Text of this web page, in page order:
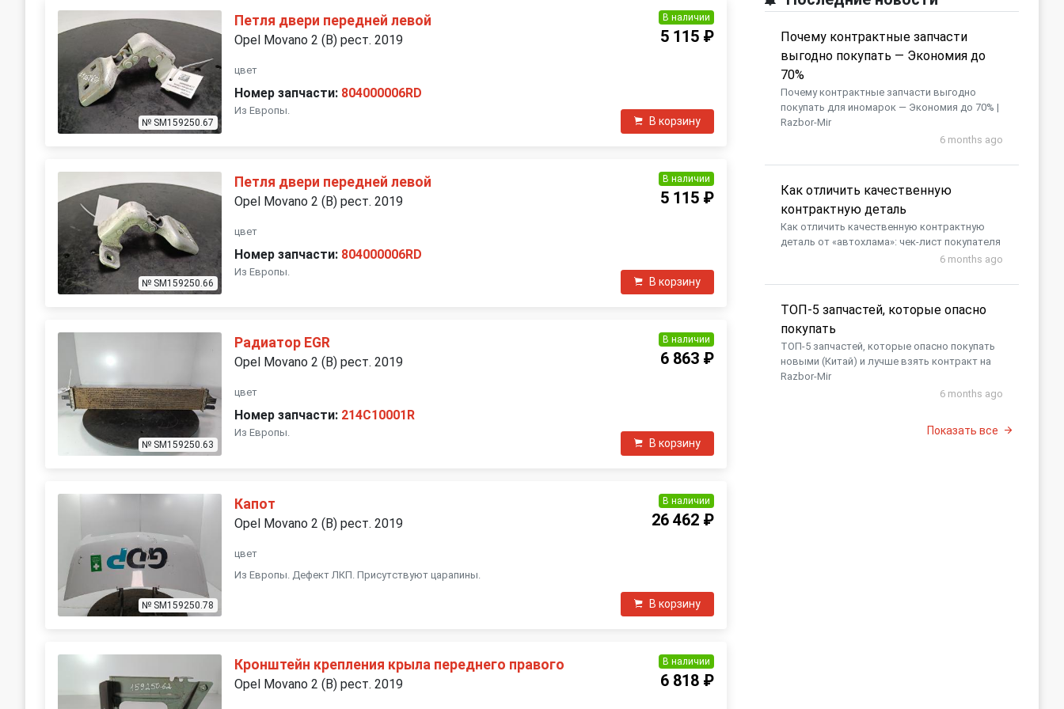
№ SM159250.67
Петля двери передней левой
Opel Movano 2 (B) рест. 2019
цвет
Номер запчасти: 804000006RD
Из Европы.
В наличии
5 115 ₽
В корзину
№ SM159250.66
Петля двери передней левой
Opel Movano 2 (B) рест. 2019
цвет
Номер запчасти: 804000006RD
Из Европы.
В наличии
5 115 ₽
В корзину
№ SM159250.63
Радиатор EGR
Opel Movano 2 (B) рест. 2019
цвет
Номер запчасти: 214C10001R
Из Европы.
В наличии
6 863 ₽
В корзину
№ SM159250.78
Капот
Opel Movano 2 (B) рест. 2019
цвет
Из Европы. Дефект ЛКП. Присутствуют царапины.
В наличии
26 462 ₽
В корзину
Кронштейн крепления крыла переднего правого
Opel Movano 2 (B) рест. 2019
В наличии
6 818 ₽
Почему контрактные запчасти
выгодно покупать — Экономия до
70%
Почему контрактные запчасти выгодно
покупать для иномарок — Экономия до 70% |
Razbor-Mir
6 months ago
Как отличить качественную
контрактную деталь
Как отличить качественную контрактную
деталь от «автохлама»: чек-лист покупателя
6 months ago
​ТОП-5 запчастей, которые опасно
покупать
​ТОП-5 запчастей, которые опасно покупать
новыми (Китай) и лучше взять контракт на
Razbor-Mir
6 months ago
Показать все